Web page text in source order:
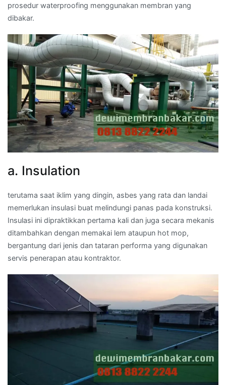
prosedur waterproofing menggunakan membran yang
dibakar.
a. Insulation
terutama saat iklim yang dingin, asbes yang rata dan landai
memerlukan insulasi buat melindungi panas pada konstruksi.
Insulasi ini dipraktikkan pertama kali dan juga secara mekanis
ditambahkan dengan memakai lem ataupun hot mop,
bergantung dari jenis dan tataran performa yang digunakan
servis penerapan atau kontraktor.